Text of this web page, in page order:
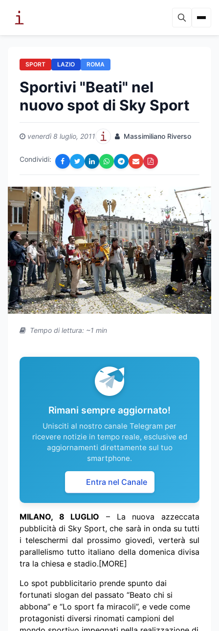
SPORT LAZIO ROMA
Sportivi "Beati" nel
nuovo spot di Sky Sport
venerdì 8 luglio, 2011 Massimiliano Riverso
Condividi:
Tempo di lettura: ~1 min
Rimani sempre aggiornato!
Unisciti al nostro canale Telegram per
ricevere notizie in tempo reale, esclusive ed
aggiornamenti direttamente sul tuo
smartphone.
Entra nel Canale
MILANO, 8 LUGLIO – La nuova azzeccata
pubblicità di Sky Sport, che sarà in onda su tutti
i teleschermi dal prossimo giovedì, verterà sul
parallelismo tutto italiano della domenica divisa
tra la chiesa e stadio.[MORE]
Lo spot pubblicitario prende spunto dai
fortunati slogan del passato “Beato chi si
abbona” e “Lo sport fa miracoli”, e vede come
protagonisti diversi rinomati campioni del